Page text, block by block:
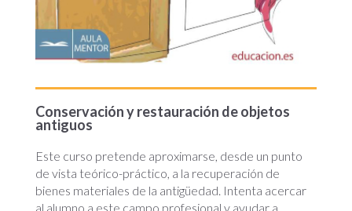
Conservación y restauración de objetos
antiguos
Este curso pretende aproximarse, desde un punto
de vista teórico-práctico, a la recuperación de
bienes materiales de la antigüedad. Intenta acercar
al alumno a este campo profesional y ayudar a...